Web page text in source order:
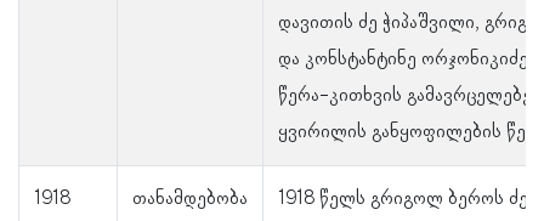
დავითის ძე ჭიპაშვილი,
და კონსტანტინე
წერა-კითხვის
ყვირილის განყოფილების
1918 თანამდებობა
1918 წელს გრიგოლ ბეროს ძე